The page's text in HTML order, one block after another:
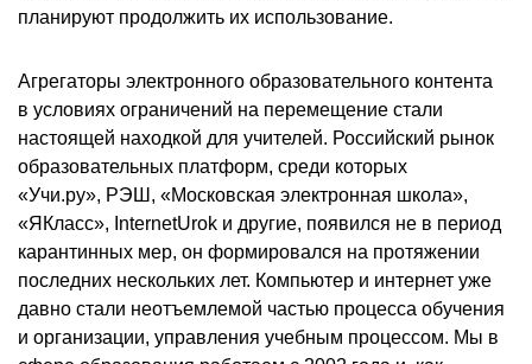
планируют продолжить их использование.
Агрегаторы электронного образовательного контента
в условиях ограничений на перемещение стали
настоящей находкой для учителей. Российский рынок
образовательных платформ, среди которых
«Учи.ру», РЭШ, «Московская электронная школа»,
«ЯКласс», InternetUrok и другие, появился не в период
карантинных мер, он формировался на протяжении
последних нескольких лет. Компьютер и интернет уже
давно стали неотъемлемой частью процесса обучения
и организации, управления учебным процессом. Мы в